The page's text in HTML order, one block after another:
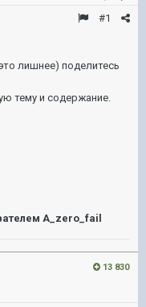
#1
лишнее) поделитесь
тему и содержание.
A_zero_fail
13 830